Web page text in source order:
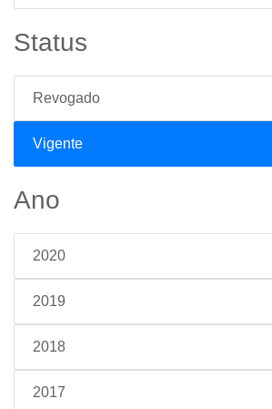
Status
Revogado
Vigente
Ano
2020
2019
2018
2017